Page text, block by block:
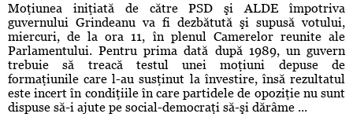
Moţiunea iniţiată de către PSD şi ALDE împotriva
guvernului Grindeanu va fi dezbătută şi supusă votului,
miercuri, de la ora 11, în plenul Camerelor reunite ale
Parlamentului. Pentru prima dată după 1989, un guvern
trebuie să treacă testul unei moţiuni depuse de
formaţiunile care l-au susţinut la învestire, însă rezultatul
este incert în condiţiile în care partidele de opoziţie nu sunt
dispuse să-i ajute pe social-democraţi să-şi dărâme ...